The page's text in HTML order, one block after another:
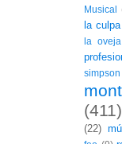
Musical
la
la
simpson
(411)
(22)